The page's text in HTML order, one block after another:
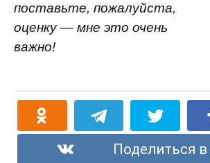
поставьте, пожалуйста,
оценку — мне это очень
важно!
Поделиться